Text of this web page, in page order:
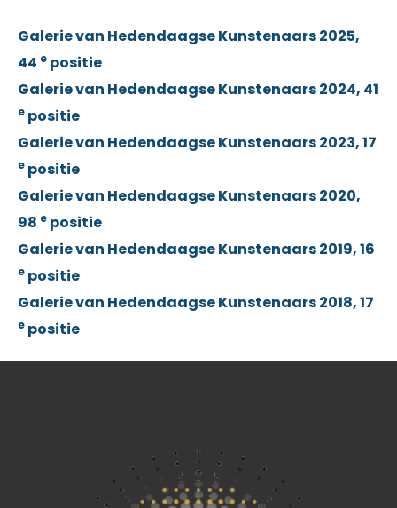
Galerie van Hedendaagse Kunstenaars 2025,
44 e positie
Galerie van Hedendaagse Kunstenaars 2024, 41
e positie
Galerie van Hedendaagse Kunstenaars 2023, 17
e positie
Galerie van Hedendaagse Kunstenaars 2020,
98 e positie
Galerie van Hedendaagse Kunstenaars 2019, 16
e positie
Galerie van Hedendaagse Kunstenaars 2018, 17
e positie